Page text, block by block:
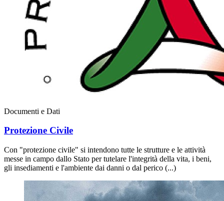
Documenti e Dati
Protezione Civile
Con "protezione civile" si intendono tutte le strutture e le attività
messe in campo dallo Stato per tutelare l'integrità della vita, i beni,
gli insediamenti e l'ambiente dai danni o dal perico (...)